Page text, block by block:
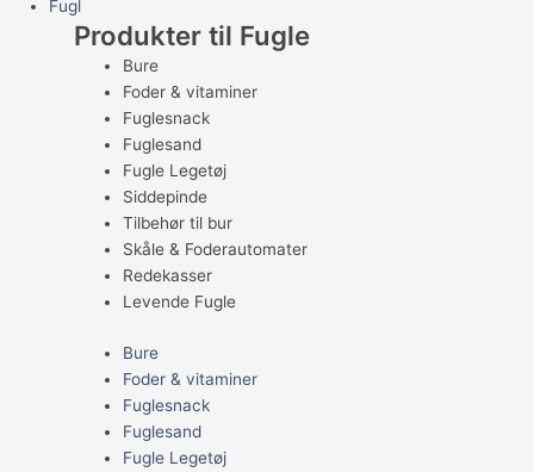
Fugl
Produkter til Fugle
Bure
Foder & vitaminer
Fuglesnack
Fuglesand
Fugle Legetøj
Siddepinde
Tilbehør til bur
Skåle & Foderautomater
Redekasser
Levende Fugle
Bure
Foder & vitaminer
Fuglesnack
Fuglesand
Fugle Legetøj